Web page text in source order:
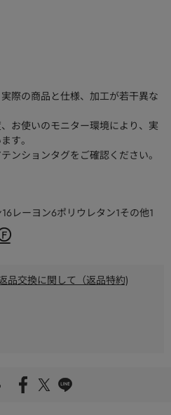
際の商品と仕様、加工が若干異な
お使いのモニター環境により、実
す。
ンションタグをご確認ください。
レーヨン6ポリウレタン1その他1
品交換に関して（返品特約)